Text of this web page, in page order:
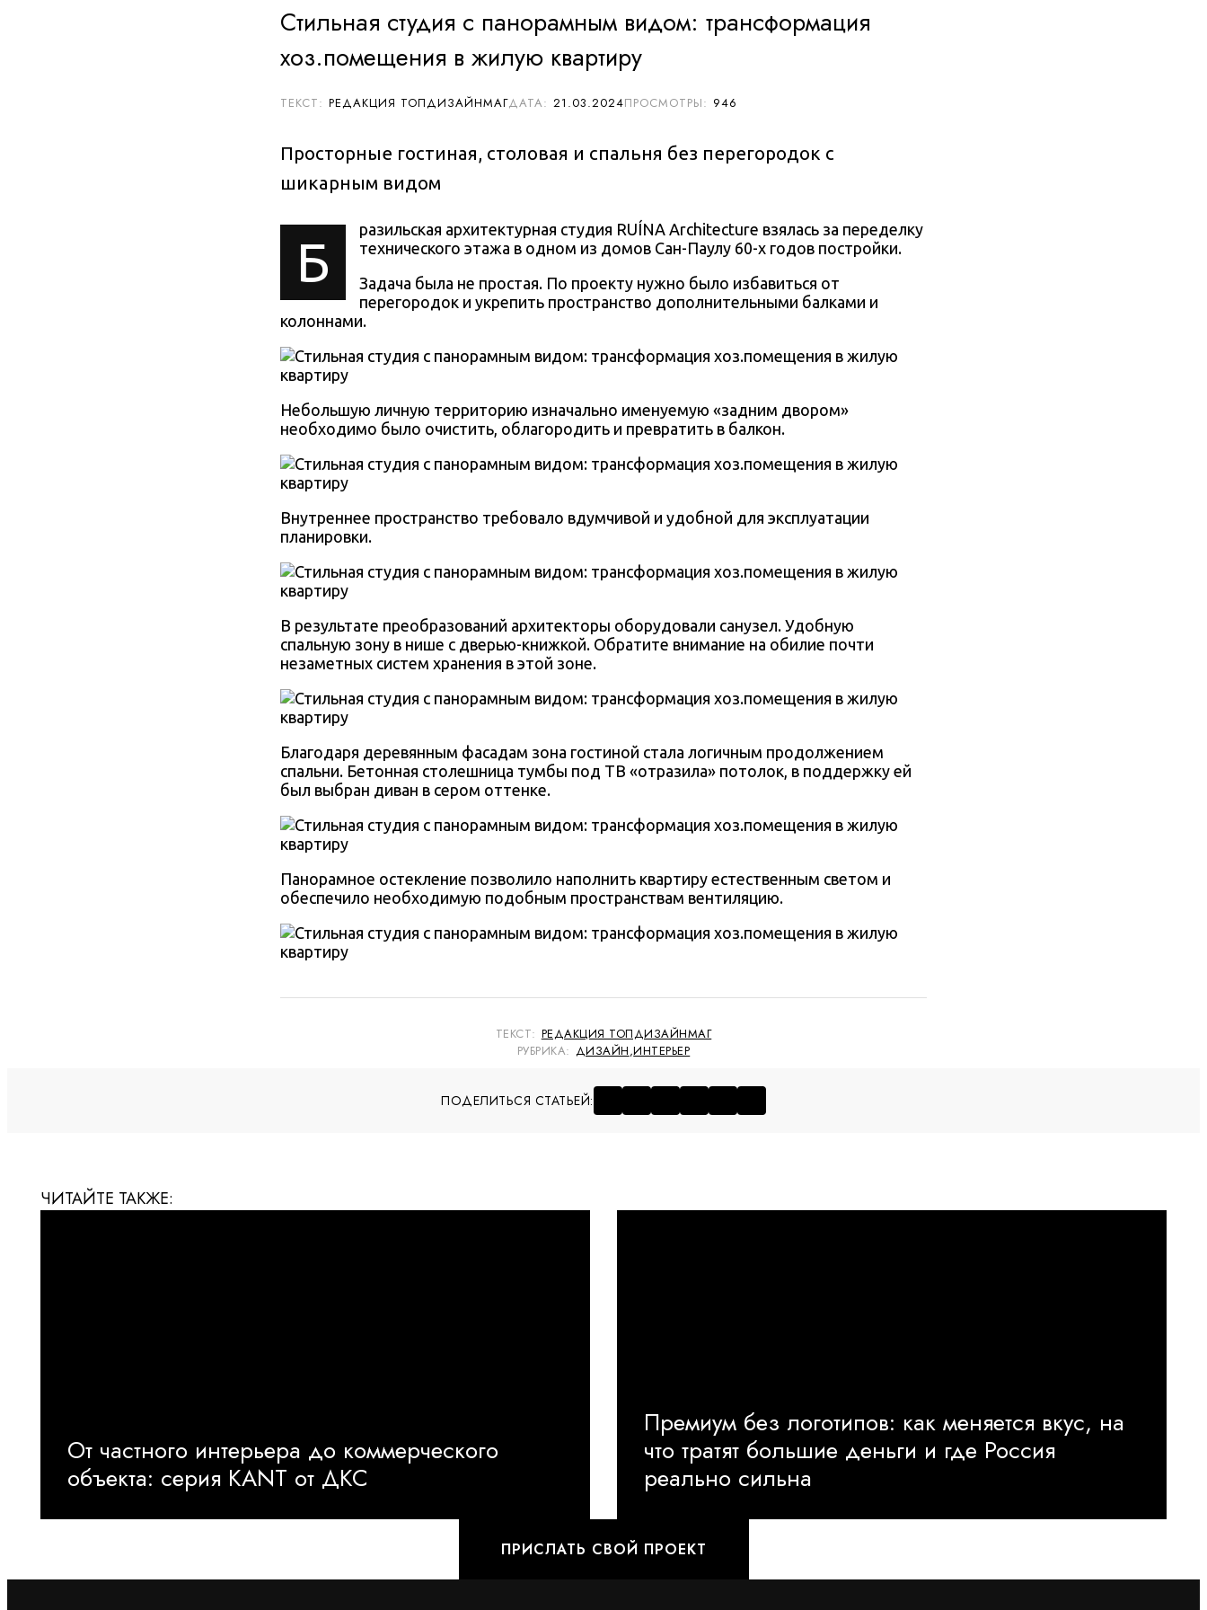
Стильная студия с панорамным видом: трансформация
хоз.помещения в жилую квартиру
РЕДАКЦИЯ ТОПДИЗАЙНМАГ 946
21.03.2024
Просторные гостиная, столовая и спальня без перегородок с
шикарным видом
Б
разильская архитектурная студия RUÍNA Architecture взялась за переделку
технического этажа в одном из домов Сан-Паулу 60-х годов постройки.
Задача была не простая. По проекту нужно было избавиться от
перегородок и укрепить пространство дополнительными балками и
колоннами.
Небольшую личную территорию изначально именуемую «задним двором»
необходимо было очистить, облагородить и превратить в балкон.
Внутреннее пространство требовало вдумчивой и удобной для эксплуатации
планировки.
В результате преобразований архитекторы оборудовали санузел. Удобную
спальную зону в нише с дверью-книжкой. Обратите внимание на обилие почти
незаметных систем хранения в этой зоне.
Благодаря деревянным фасадам зона гостиной стала логичным продолжением
спальни. Бетонная столешница тумбы под ТВ «отразила» потолок, в поддержку ей
был выбран диван в сером оттенке.
Панорамное остекление позволило наполнить квартиру естественным светом и
обеспечило необходимую подобным пространствам вентиляцию.
ТЕКСТ: РЕДАКЦИЯ ТОПДИЗАЙНМАГ
РУБРИКА: ДИЗАЙН,ИНТЕРЬЕР
ПОДЕЛИТЬСЯ СТАТЬЕЙ:
ЧИТАЙТЕ ТАКЖЕ:
От частного интерьера до коммерческого
объекта: серия KANT от ДКС
Премиум без логотипов: как меняется вкус, на
что тратят большие деньги и где Россия
реально сильна
ПРИСЛАТЬ СВОЙ ПРОЕКТ